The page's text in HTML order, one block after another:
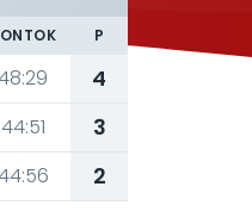
P
48:29
4
44:51
3
44:56 2